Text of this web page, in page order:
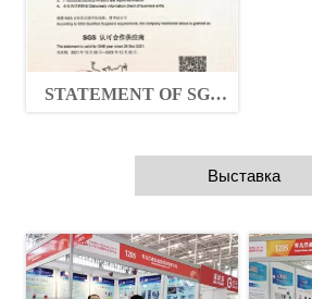
STATEMENT OF SGS
Выставка